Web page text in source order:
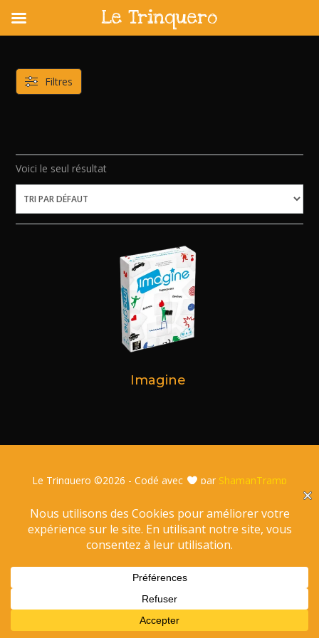
content
Voici le seul résultat
Imagine
Filtres
Le Trinquero ©2026 - Codé avec par ShamanTramp
Le Trinquero